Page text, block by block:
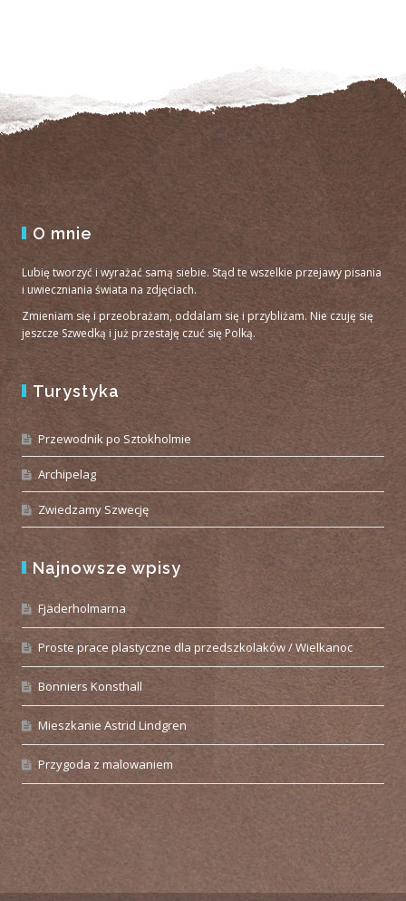
O mnie
Lubię tworzyć i wyrażać samą siebie. Stąd te wszelkie przejawy pisania
i uwieczniania świata na zdjęciach.
Zmieniam się i przeobrażam, oddalam się i przybliżam. Nie czuję się
jeszcze Szwedką i już przestaję czuć się Polką.
Turystyka
Przewodnik po Sztokholmie
Archipelag
Zwiedzamy Szwecję
Najnowsze wpisy
Fjäderholmarna
Proste prace plastyczne dla przedszkolaków / Wielkanoc
Bonniers Konsthall
Mieszkanie Astrid Lindgren
Przygoda z malowaniem